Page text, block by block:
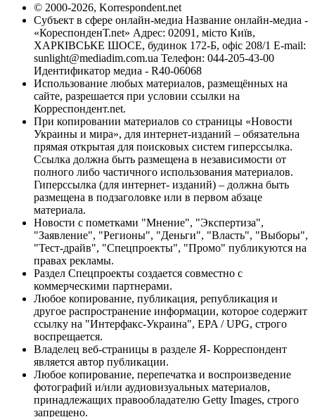
© 2000-2026, Korrespondent.net
Субъект в сфере онлайн-медиа Название онлайн-медиа -
«КореспонденТ.net» Адрес: 02091, місто Київ,
ХАРКІВСЬКЕ ШОСЕ, будинок 172-Б, офіс 208/1 E-mail:
sunlight@mediadim.com.ua Телефон: 044-205-43-00
Идентификатор медиа - R40-06068
Использование любых материалов, размещённых на
сайте, разрешается при условии ссылки на
Корреспондент.net.
При копировании материалов со страницы «Новости
Украины и мира», для интернет-изданий – обязательна
прямая открытая для поисковых систем гиперссылка.
Ссылка должна быть размещена в независимости от
полного либо частичного использования материалов.
Гиперссылка (для интернет- изданий) – должна быть
размещена в подзаголовке или в первом абзаце
материала.
Новости с пометками "Мнение", "Экспертиза",
"Заявление", "Регионы", "Деньги", "Власть", "Выборы",
"Тест-драйв", "Спецпроекты", "Промо" публикуются на
правах рекламы.
Раздел Спецпроекты создается совместно с
коммерческими партнерами.
Любое копирование, публикация, републикация и
другое распространение информации, которое содержит
ссылку на "Интерфакс-Украина", EPA / UPG, строго
воспрещается.
Владелец веб-страницы в разделе Я- Корреспондент
является автор публикации.
Любое копирование, перепечатка и воспроизведение
фотографий и/или аудиовизуальных материалов,
принадлежащих правообладателю Getty Images, строго
запрещено.